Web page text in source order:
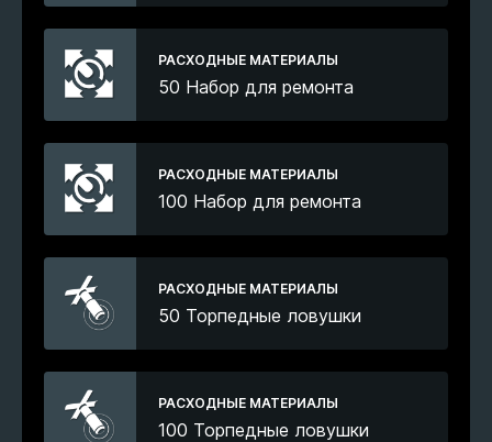
РАСХОДНЫЕ МАТЕРИАЛЫ
50 Набор для ремонта
РАСХОДНЫЕ МАТЕРИАЛЫ
100 Набор для ремонта
РАСХОДНЫЕ МАТЕРИАЛЫ
50 Торпедные ловушки
РАСХОДНЫЕ МАТЕРИАЛЫ
100 Торпедные ловушки